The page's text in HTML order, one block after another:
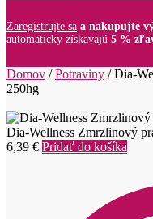
Zaregistrujte sa a nakupujte
automaticky získavajú 5 %
Domov /Potraviny /Dia-
250hg
Dia-Wellness Zmrzlinový
6,39 € Pridať do košíka